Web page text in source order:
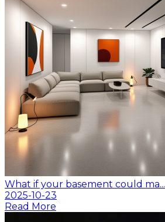
What if your basement could ma...
2025-10-23
Read More